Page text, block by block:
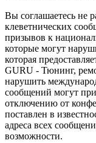
Вы соглашаетесь не
клеветнических
призывов к
которые могут
которая
GURU - Тюнинг,
нарушить
сообщений могут
отключению от
поставлен в
адреса всех
возможности.